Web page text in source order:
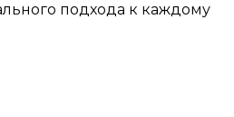
подхода к каждому